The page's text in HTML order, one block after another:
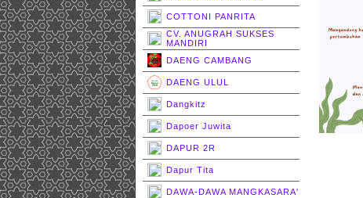
COTTONI PANRITA
CV. ANUGRAH SUKSES
MANDIRI
DAENG CAMBANG
DAENG ULUL
Dangkitz
Dapoer Juwita
DAPUR 2R
Dapur Tita
DAWA-DAWA MANGKASARA'